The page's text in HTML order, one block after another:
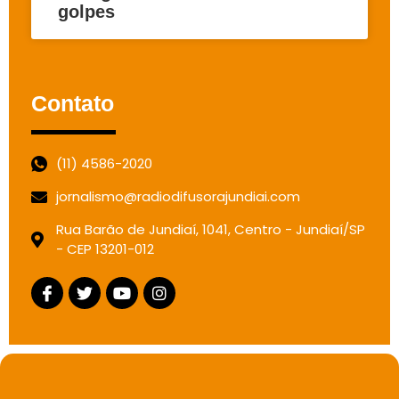
golpes
Contato
(11) 4586-2020
jornalismo@radiodifusorajundiai.com
Rua Barão de Jundiaí, 1041, Centro - Jundiaí/SP
- CEP 13201-012